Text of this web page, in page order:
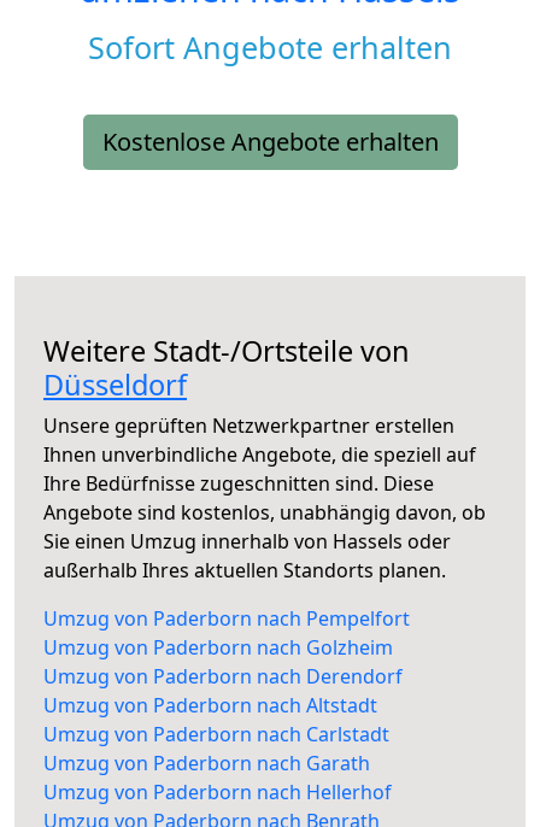
Sofort Angebote erhalten
Kostenlose Angebote erhalten
Weitere Stadt-/Ortsteile von
Düsseldorf
Unsere geprüften Netzwerkpartner erstellen
Ihnen unverbindliche Angebote, die speziell auf
Ihre Bedürfnisse zugeschnitten sind. Diese
Angebote sind kostenlos, unabhängig davon, ob
Sie einen Umzug innerhalb von Hassels oder
außerhalb Ihres aktuellen Standorts planen.
Umzug von Paderborn nach Pempelfort
Umzug von Paderborn nach Golzheim
Umzug von Paderborn nach Derendorf
Umzug von Paderborn nach Altstadt
Umzug von Paderborn nach Carlstadt
Umzug von Paderborn nach Garath
Umzug von Paderborn nach Hellerhof
Umzug von Paderborn nach Benrath